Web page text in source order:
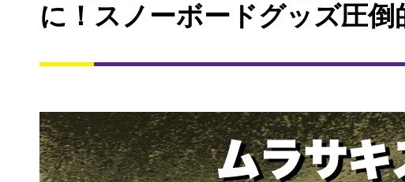
に！スノーボードグッズ圧